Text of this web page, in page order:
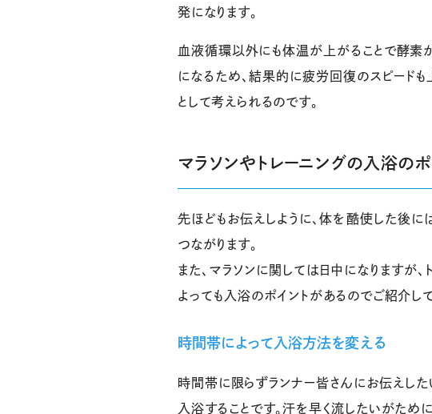
発になります。
血液循環以外にも体温が上がることで酵素
になるため、結果的に疲労回復のスピードも
として考えられるのです。
マラソンやトレーニングの入浴のポ
先ほどもお伝えしように、体を酷使した後に
つながります。
また、マラソンに関しては日中になりますが
よっても入浴のポイントがあるのでご紹介して
時間帯によって入浴方法を変える
時間帯に限らずランナー皆さんにお伝えした
入浴することです。汗を早く流したいがため